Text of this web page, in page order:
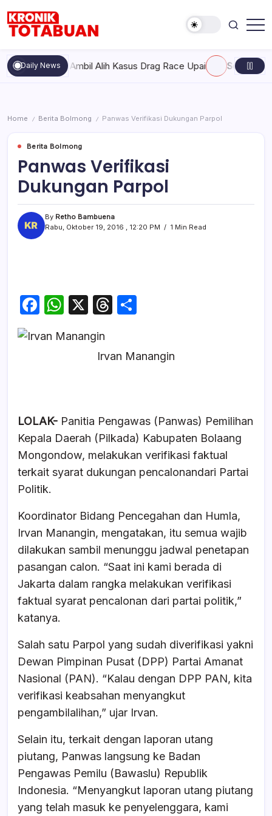
content
Totabuan
hari
ini
Kronik
Daily News
Polda Ambil Alih Kasus Drag Race Upai Senin, Agustus
Home / Berita Bolmong / Panwas Verifikasi Dukungan Parpol
Berita Bolmong
Panwas Verifikasi
Dukungan Parpol
By Retho Bambuena
Rabu, Oktober 19, 2016 , 12:20 PM
1 Min Read
F
c
o
k
W
at
p
X
T
a
e
Irvan Manangin
LOLAK- Panitia Pengawas (Panwas) Pemilihan
Kepala Daerah (Pilkada) Kabupaten Bolaang
Mongondow, melakukan verifikasi faktual
terkait syarat dukungan pencalonandari Partai
Politik.
Koordinator Bidang Pencegahan dan Humla,
Irvan Manangin, mengatakan, itu semua wajib
dilakukan sambil menunggu jadwal penetapan
pasangan calon. “Saat ini kami berada di
Jakarta dalam rangka melakukan verifikasi
faktual syarat pencalonan dari partai politik,”
katanya.
Salah satu Parpol yang sudah diverifikasi yakni
Dewan Pimpinan Pusat (DPP) Partai Amanat
Nasional (PAN). “Kalau dengan DPP PAN, kita
verifikasi keabsahan menyangkut
pengambilalihan,” ujar Irvan.
Selain itu, terkait dengan laporan utang
piutang, Panwas langsung ke Badan
Pengawas Pemilu (Bawaslu) Republik
Indonesia. “Menyangkut laporan utang piutang
yang telah masuk ke penyelenggara, kami